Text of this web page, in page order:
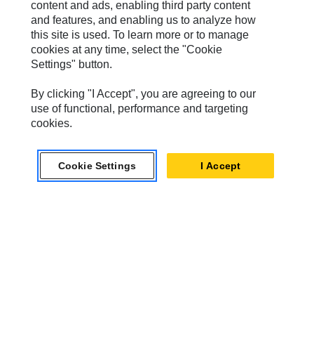
MWM
Perkins
Progress Rail
SEM
Solar Turbines
Turner Powertrain Systems
content and ads, enabling third party content
and features, and enabling us to analyze how
this site is used. To learn more or to manage
cookies at any time, select the "Cookie
Settings" button.
By clicking "I Accept", you are agreeing to our
use of functional, performance and targeting
cookies.
Cookie Settings I Accept